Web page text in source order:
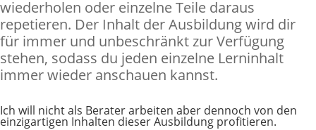
wiederholen oder einzelne Teile daraus
repetieren. Der Inhalt der Ausbildung wird dir
für immer und unbeschränkt zur Verfügung
stehen, sodass du jeden einzelne Lerninhalt
immer wieder anschauen kannst.
Ich will nicht als Berater arbeiten aber dennoch von den
einzigartigen Inhalten dieser Ausbildung profitieren.